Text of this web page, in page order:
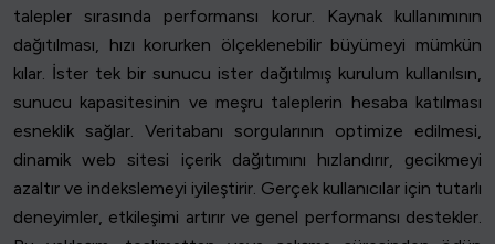
talepler sırasında performansı korur. Kaynak kullanımının
dağıtılması, hızı korurken ölçeklenebilir büyümeyi mümkün
kılar. İster tek bir sunucu ister dağıtılmış kurulum kullanılsın,
sunucu kapasitesinin ve meşru taleplerin hesaba katılması
esneklik sağlar. Veritabanı sorgularının optimize edilmesi,
dinamik web sitesi içerik dağıtımını hızlandırır, gecikmeyi
azaltır ve indekslemeyi iyileştirir. Gerçek kullanıcılar için tutarlı
deneyimler, etkileşimi artırır ve genel performansı destekler.